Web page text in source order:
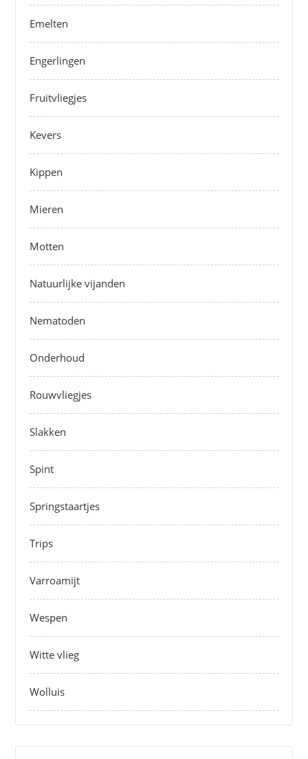
Emelten
Engerlingen
Fruitvliegjes
Kevers
Kippen
Mieren
Motten
Natuurlijke vijanden
Nematoden
Onderhoud
Rouwvliegjes
Slakken
Spint
Springstaartjes
Trips
Varroamijt
Wespen
Witte vlieg
Wolluis